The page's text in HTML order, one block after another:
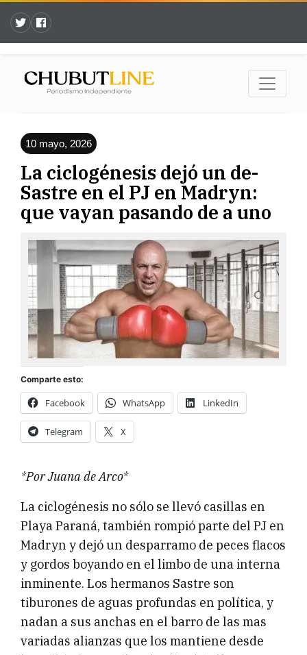
10 mayo, 2026
La ciclogénesis dejó un de-
Sastre en el PJ en Madryn:
que vayan pasando de a uno
Comparte esto:
Facebook WhatsApp LinkedIn
Telegram X
*Por Juana de Arco*
La ciclogénesis no sólo se llevó casillas en
Playa Paraná, también rompió parte del PJ en
Madryn y dejó un desparramo de peces flacos
y gordos boyando en el limbo de una interna
inminente. Los hermanos Sastre son
tiburones de aguas profundas en política, y
nadan a sus anchas en el barro de las mas
variadas alianzas que los mantiene desde